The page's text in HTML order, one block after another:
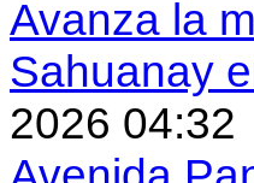
Avanza la
Sahuanay
2026 04:32